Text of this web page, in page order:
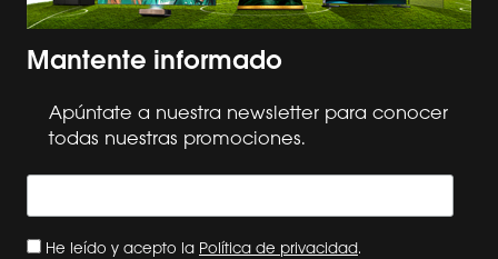
Mantente informado
Apúntate a nuestra newsletter para conocer
todas nuestras promociones.
He leído y acepto la Política de privacidad.